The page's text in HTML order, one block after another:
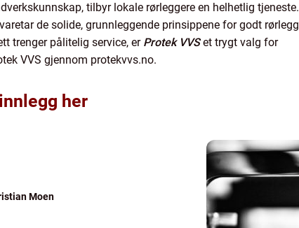
tilbyr lokale rørleggere en helhetlig
de solide, grunnleggende prinsippene for godt
trenger pålitelig service, er Protek VVSet trygt valg for
VVS gjennom protekvvs.no.
her
Moen